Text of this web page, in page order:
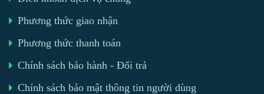
Phương thức giao nhận
Phương thức thanh toán
Chính sách bảo hành - Đổi trả
Chính sách bảo mật thông tin người dùng